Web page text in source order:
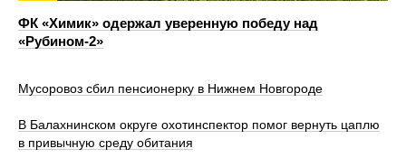
ФК «Химик» одержал уверенную победу над
«Рубином‑2»
Мусоровоз сбил пенсионерку в Нижнем Новгороде
В Балахнинском округе охотинспектор помог вернуть цаплю
в привычную среду обитания